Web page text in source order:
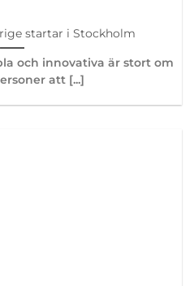
startar i Stockholm
och innovativa är stort om
att [...]